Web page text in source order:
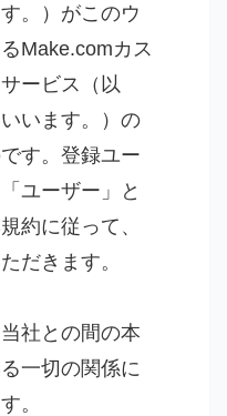
。）がこのウ
Make.comカス
ービス（以
います。）の
す。登録ユー
ユーザー」と
約に従って、
だきます。
社との間の本
一切の関係に
。